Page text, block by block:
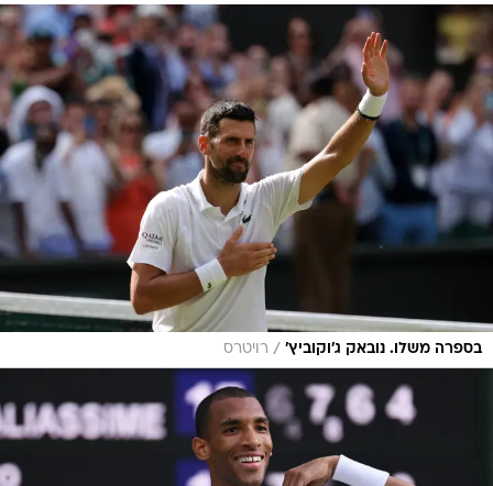
בספרה משלו. נובאק ג'וקוביץ' / רויטרס